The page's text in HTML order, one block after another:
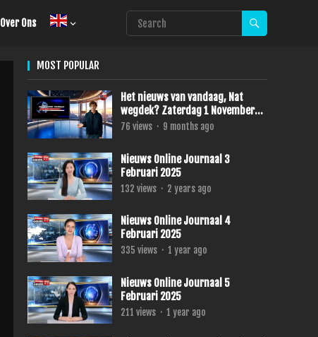
Over Ons
MOST POPULAR
Het nieuws van vandaag, Nat
wegdek? Zaterdag 1 November
2025
76 views · 9 months ago
Nieuws Online Journaal 3
Februari 2025
132 views · 2 years ago
Nieuws Online Journaal 4
Februari 2025
335 views · 1 year ago
Nieuws Online Journaal 5
Februari 2025
211 views · 1 year ago